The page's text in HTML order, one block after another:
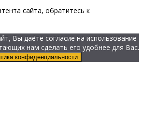
сайта, обратитесь к
Вы даёте согласие на использование
нам сделать его удобнее для Вас.
конфиденциальности